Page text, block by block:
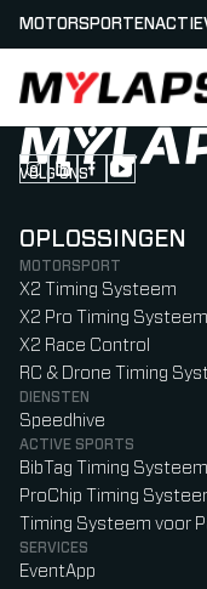
LOGO MYLAPS -
MOTORSPORTEN
VOLG ONS
Follow us on
Follow us on
Follow us on
Follow us
OPLOSSINGEN
MOTORSPORT
X2 Timing Systeem
X2 Pro Timing Systeem
X2 Race Control
RC & Drone Timing
DIENSTEN
Speedhive
ACTIVE SPORTS
BibTag Timing Systeem
ProChip Timing
Timing Systeem voor
SERVICES
EventApp